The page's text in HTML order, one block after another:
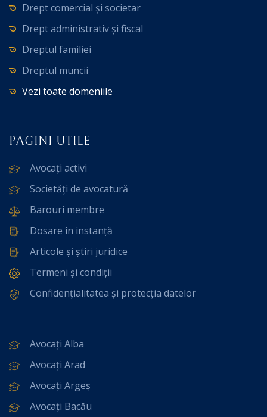
Drept comercial și societar
Drept administrativ și fiscal
Dreptul familiei
Dreptul muncii
Vezi toate domeniile
PAGINI UTILE
Avocați activi
Societăți de avocatură
Barouri membre
Dosare în instanță
Articole și știri juridice
Termeni și condiții
Confidențialitatea și protecția datelor
Avocați Alba
Avocați Arad
Avocați Argeș
Avocați Bacău